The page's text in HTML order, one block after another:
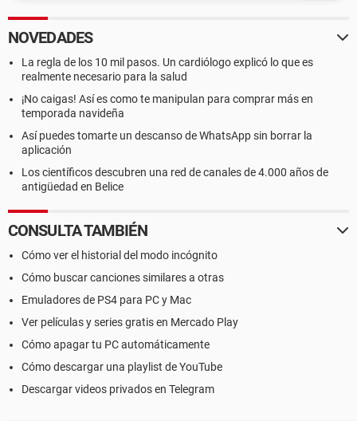
NOVEDADES
La regla de los 10 mil pasos. Un cardiólogo explicó lo que es
realmente necesario para la salud
¡No caigas! Así es como te manipulan para comprar más en
temporada navideña
Así puedes tomarte un descanso de WhatsApp sin borrar la
aplicación
Los científicos descubren una red de canales de 4.000 años de
antigüedad en Belice
CONSULTA TAMBIÉN
Cómo ver el historial del modo incógnito
Cómo buscar canciones similares a otras
Emuladores de PS4 para PC y Mac
Ver películas y series gratis en Mercado Play
Cómo apagar tu PC automáticamente
Cómo descargar una playlist de YouTube
Descargar videos privados en Telegram